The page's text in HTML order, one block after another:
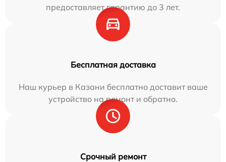
предоставляет гарантию до 3 лет.
Бесплатная доставка
Наш курьер в Казани бесплатно доставит ваше
устройство на ремонт и обратно.
Срочный ремонт